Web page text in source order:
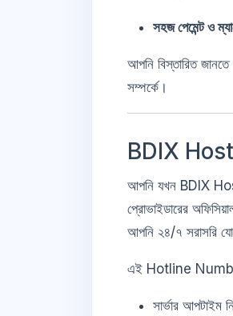
সহজ পেমেন্ট ও
আপনি বিস্তারিত
সম্পর্কে।
BDIX
আপনি যখন BDIX
প্রোভাইডারের
আপনি ২৪/৭ সরাসরি
এই Hotline Number
সার্ভার আপটাইম